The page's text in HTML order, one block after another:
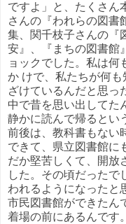
ですよ」と、たくさん
さんの『われらの図書
集、関千枝子さんの『
安』、『まちの図書館
ョックでした。私は何
か けで、私たちが何
ざけているんだと思っ
中で昔を思い出してた
静かに読んで帰るとい
前後は、教科書もない
できて、県立図書館に
だか堅苦しくて、開放
した。その頃だったで
われるようになったと
市民図書館ができたん
着場の前にあるんです